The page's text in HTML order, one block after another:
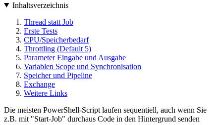
Inhaltsverzeichnis
Thread statt Job
Erste Tests
CPU/Speicherbedarf
Throttling (Default 5)
Parameter Eingabe und Ausgabe
Variablen Scope und Synchronisation
Speicher und Pipeline
Exchange
Weitere Links
Die meisten PowerShell-Script laufen sequentiell, auch wenn Sie
z.B. mit "Start-Job" durchaus Code in den Hintergrund senden